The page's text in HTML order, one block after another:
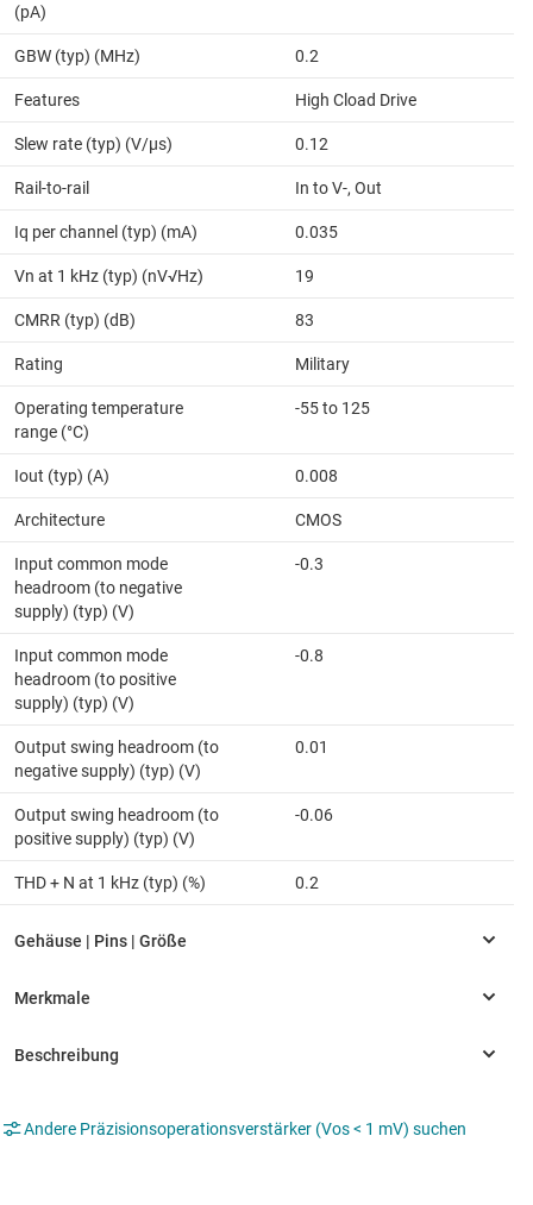
(pA)
GBW (typ) (MHz) 0.2
Features High Cload Drive
Slew rate (typ) (V/µs) 0.12
Rail-to-rail In to V-, Out
Iq per channel (typ) (mA) 0.035
Vn at 1 kHz (typ) (nV√Hz) 19
CMRR (typ) (dB) 83
Rating Military
Operating temperature
range (°C)
-55 to 125
Iout (typ) (A) 0.008
Architecture CMOS
Input common mode
headroom (to negative
supply) (typ) (V)
-0.3
Input common mode
headroom (to positive
supply) (typ) (V)
-0.8
Output swing headroom (to
negative supply) (typ) (V)
0.01
Output swing headroom (to
positive supply) (typ) (V)
-0.06
THD + N at 1 kHz (typ) (%) 0.2
Andere Präzisionsoperationsverstärker (Vos < 1 mV) suchen